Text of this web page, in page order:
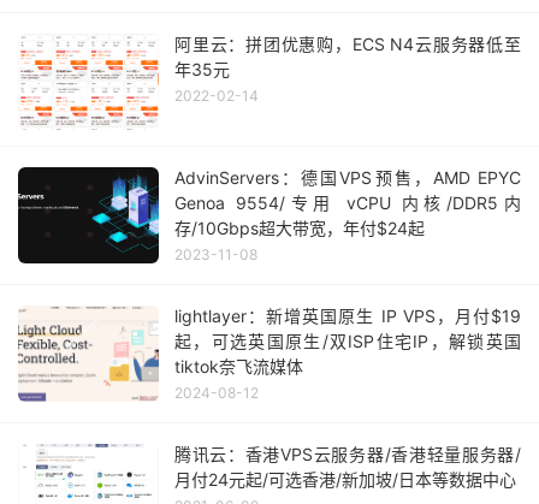
阿里云：拼团优惠购，ECS N4云服务器低至
年35元
2022-02-14
AdvinServers：德国VPS预售，AMD EPYC
Genoa 9554/专用 vCPU 内核/DDR5内
存/10Gbps超大带宽，年付$24起
2023-11-08
lightlayer：新增英国原生 IP VPS，月付$19
起，可选英国原生/双ISP住宅IP，解锁英国
tiktok奈飞流媒体
2024-08-12
腾讯云：香港VPS云服务器/香港轻量服务器/
月付24元起/可选香港/新加坡/日本等数据中心